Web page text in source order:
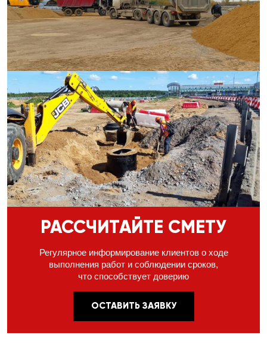
РАССЧИТАЙТЕ СМЕТУ
Регулярное информирование клиентов о ходе
выполнения работ и соблюдении сроков,
что способствует доверию
ОСТАВИТЬ ЗАЯВКУ